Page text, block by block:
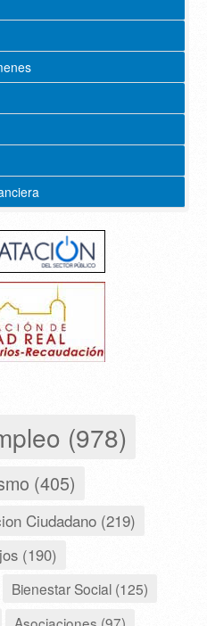
(978)
(405)
Ciudadano (219)
(190)
Bienestar Social (125)